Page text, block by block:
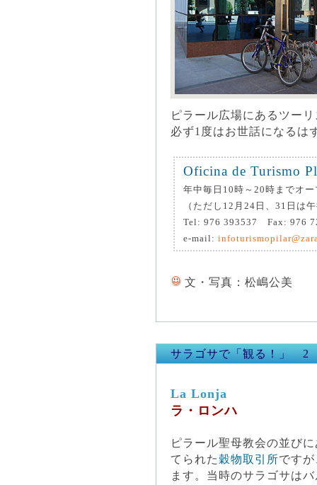
ピラール広場にあるツー
必ず1度はお世話になるは
Oficina de Turismo
年中毎日10時～20時までオー
（ただし12月24日、31日は
Tel: 976 393537 Fax: 976
e-mail:
文・写真：松嶋公美
サラゴサで「観る！」 2
La Lonja
ラ・ロンハ
ピラール聖母教会の並び
てられた穀物取引所です
ます。当時のサラゴサは